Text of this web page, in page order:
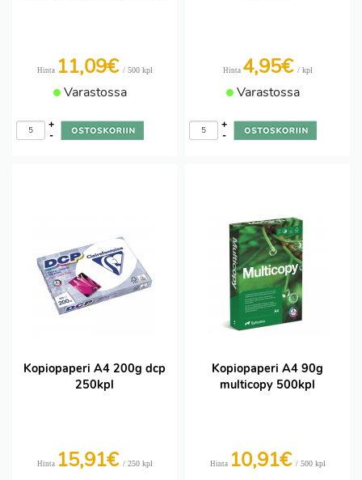
Hinta 11,09€ / 500 kpl
Varastossa
-
+
Hinta 4,95€ / kpl
Varastossa
-
+
Kopiopaperi A4 200g dcp
250kpl
Hinta 15,91€ / 250 kpl
Kopiopaperi A4 90g
multicopy 500kpl
Hinta 10,91€ / 500 kpl